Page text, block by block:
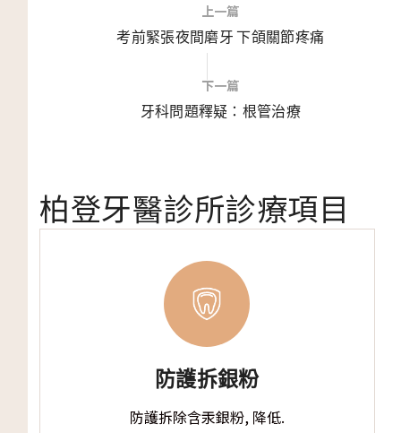
上一篇
考前緊張夜間磨牙 下頜關節疼痛
下一篇
牙科問題釋疑：根管治療
柏登牙醫診所診療項目
精密瓷冠牙橋
無金屬全瓷牙冠 , 讓人.